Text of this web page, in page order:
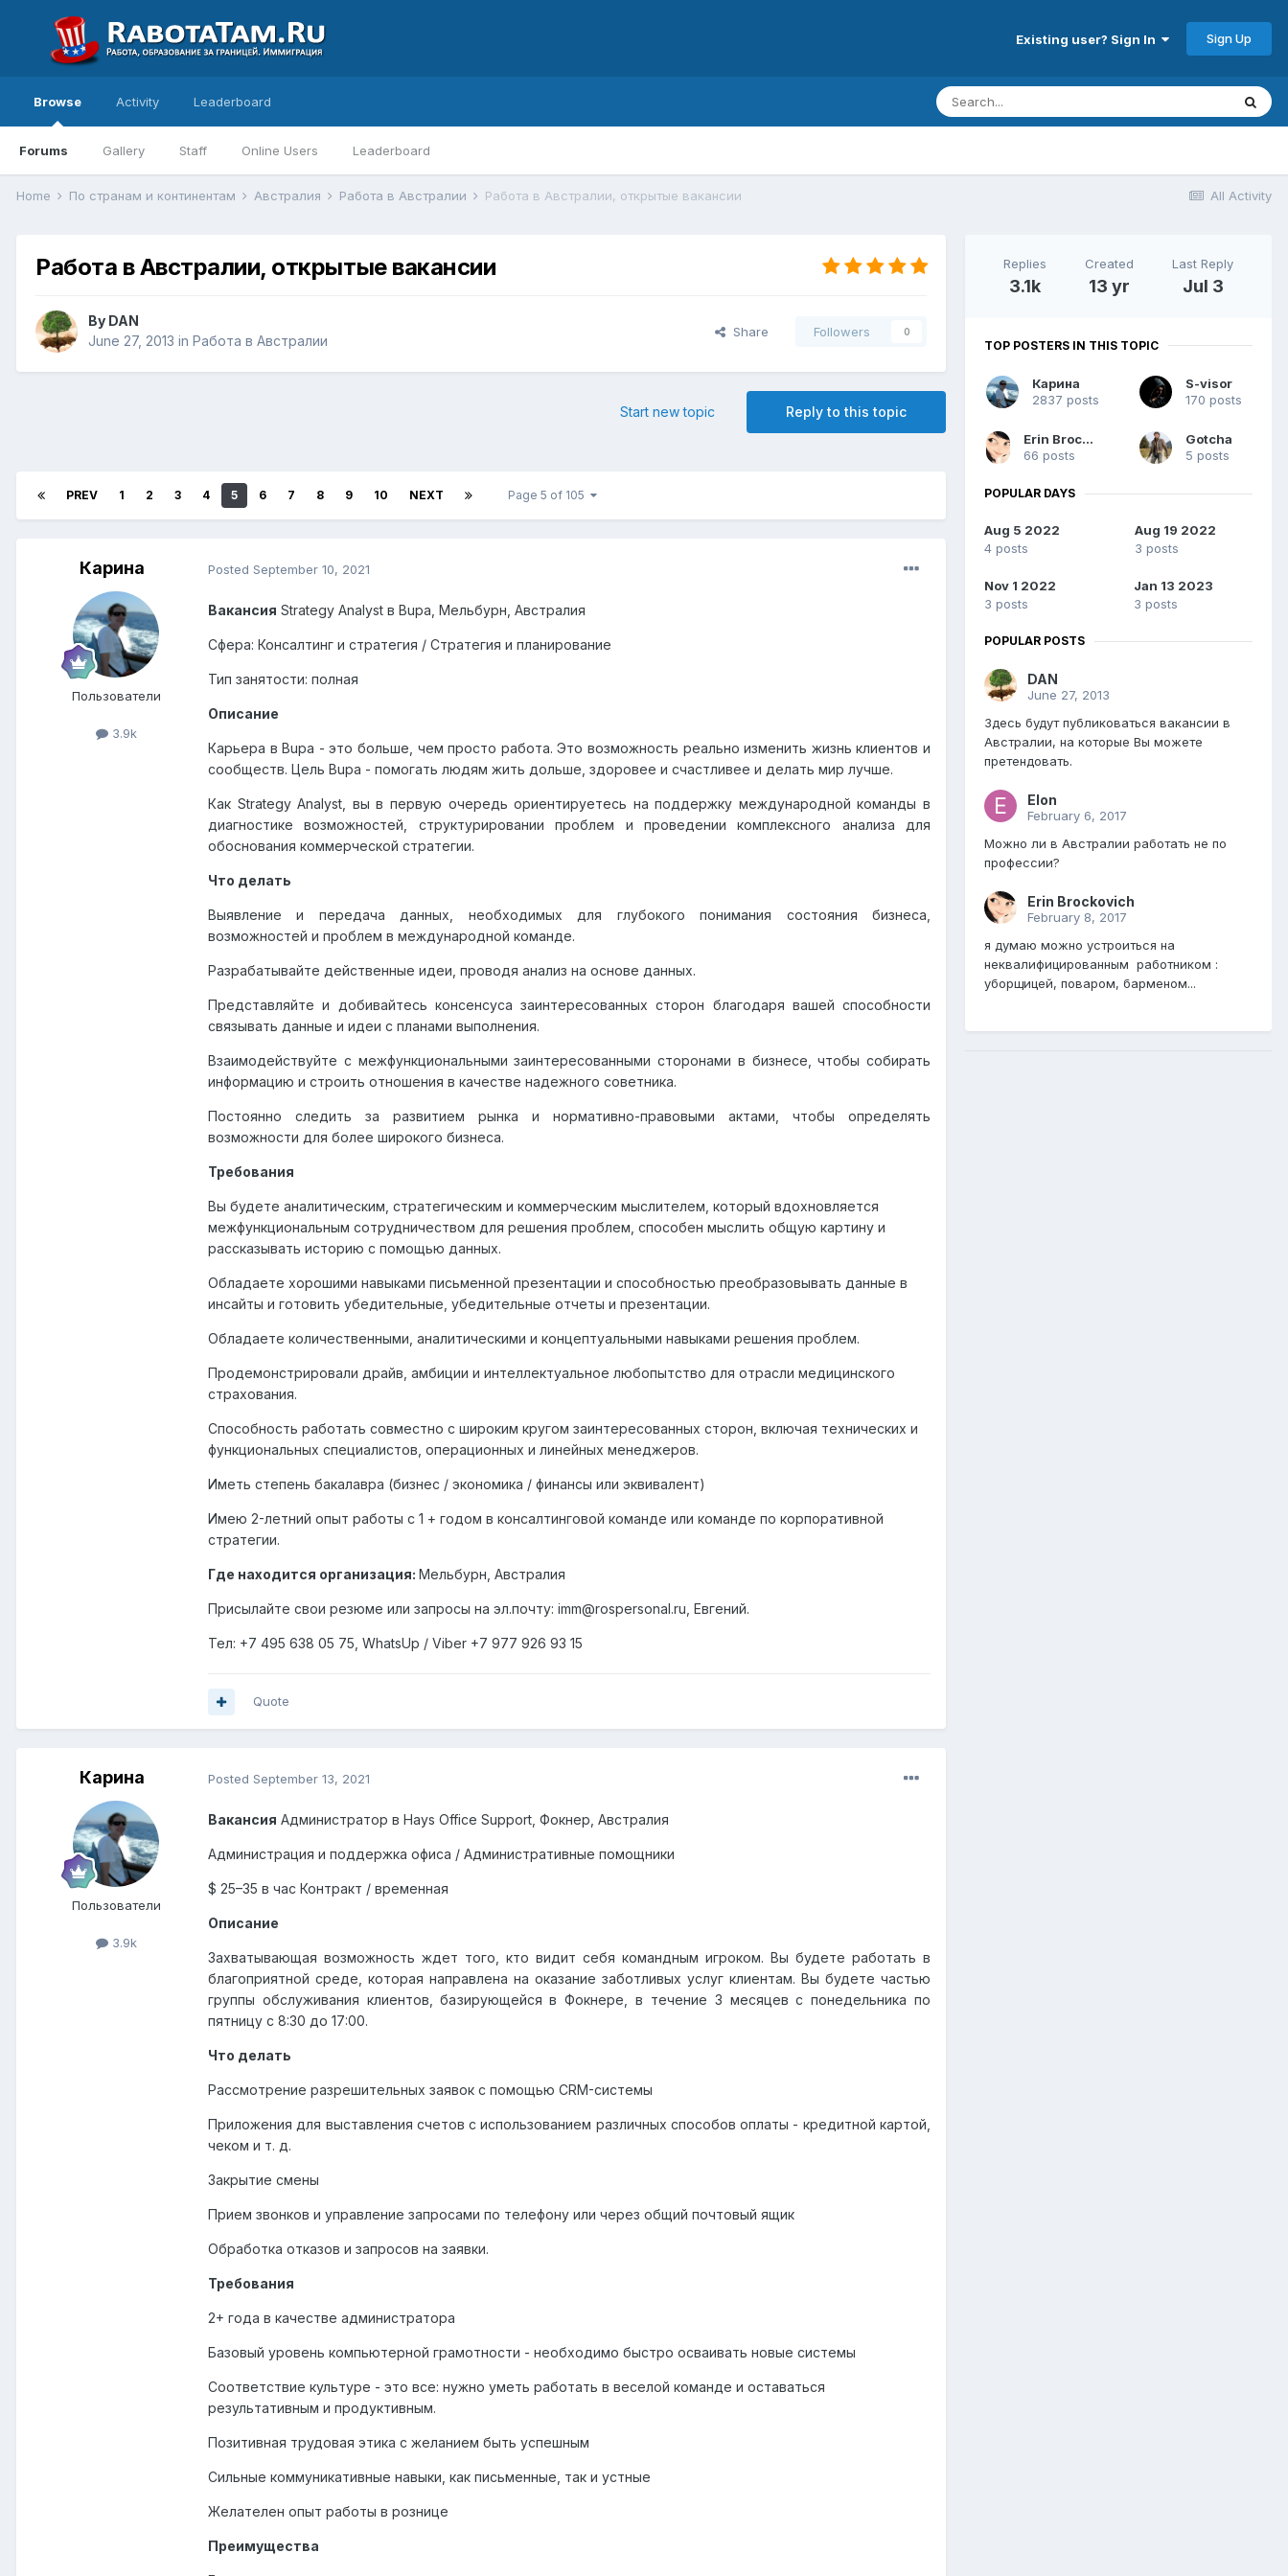
Existing user? Sign In Sign Up
Browse
Forums Gallery Staff Online Users Leaderboard
Activity Leaderboard
All Activity
Home По странам и континентам Австралия Работа в Австралии Работа в Австралии, открытые вакансии
Работа в Австралии, открытые вакансии
By DAN
June 27, 2013 in Работа в Австралии
Share Followers 0
Reply to this topic
Start new topic
PREV 1 2 3 4 5 6 7 8 9 10 NEXT Page 5 of 105
Карина
Пользователи
3.9k
Posted September 10, 2021
Вакансия Strategy Analyst в Bupa , Мельбурн, Австралия
Сфера: Консалтинг и стратегия / Стратегия и планирование
Тип занятости: полная
Описание
Карьера вBupa - это больше, чем просто работа. Это возможность реально изменить жизнь клиентов и
сообществ. Цель Bupa - помогать людям жить дольше, здоровее и счастливее и делать мир лучше.
Как Strategy Analyst , вы в первую очередь ориентируетесь на поддержку международной команды в
диагностике возможностей, структурировании проблем и проведении комплексного анализа для
обоснования коммерческой стратегии.
Что делать
Выявление и передача данных, необходимых для глубокого понимания состояния бизнеса,
возможностей и проблем в международной команде.
Разрабатывайте действенные идеи, проводя анализ на основе данных.
Представляйте и добивайтесь консенсуса заинтересованных сторон благодаря вашей способности
связывать данные и идеи с планами выполнения.
Взаимодействуйте с межфункциональными заинтересованными сторонами в бизнесе, чтобы собирать
информацию и строить отношения в качестве надежного советника.
Постоянно следить за развитием рынка и нормативно-правовыми актами, чтобы определять
возможности для более широкого бизнеса.
Требования
Вы будете аналитическим, стратегическим и коммерческим мыслителем, который вдохновляется
межфункциональным сотрудничеством для решения проблем, способен мыслить общую картину и
рассказывать историю с помощью данных.
Обладаете хорошими навыками письменной презентации и способностью преобразовывать данные в
инсайты и готовить убедительные, убедительные отчеты и презентации.
Обладаете количественными, аналитическими и концептуальными навыками решения проблем.
Продемонстрировали драйв, амбиции и интеллектуальное любопытство для отрасли медицинского
страхования.
Способность работать совместно с широким кругом заинтересованных сторон, включая технических и
функциональных специалистов, операционных и линейных менеджеров.
Иметь степень бакалавра (бизнес / экономика / финансы или эквивалент)
Имею 2-летний опыт работы с 1 + годом в консалтинговой команде или команде по корпоративной
стратегии.
Где находится организация: Мельбурн, Австралия
Присылайте свои резюме или запросы на эл.почту: imm@rospersonal.ru, Евгений.
Тел: +7 495 638 05 75, WhatsUp / Viber +7 977 926 93 15
Quote
Карина
Пользователи
3.9k
Posted September 13, 2021
Вакансия Администратор в Hays Office Support , Фокнер, Австралия
Администрация и поддержка офиса / Административные помощники
$ 25–35 в час Контракт / временная
Описание
Захватывающая возможность ждет того, кто видит себя командным игроком. Вы будете работать в
благоприятной среде, которая направлена на оказание заботливых услуг клиентам. Вы будете частью
группы обслуживания клиентов, базирующейся в Фокнере, в течение 3 месяцев с понедельника по
пятницу с 8:30 до 17:00.
Что делать
Рассмотрение разрешительных заявок с помощью CRM-системы
Приложения для выставления счетов с использованием различных способов оплаты - кредитной картой,
чеком и т. д.
Закрытие смены
Прием звонков и управление запросами по телефону или через общий почтовый ящик
Обработка отказов и запросов на заявки.
Требования
2+ года в качестве администратора
Базовый уровень компьютерной грамотности - необходимо быстро осваивать новые системы
Соответствие культуре - это все: нужно уметь работать в веселой команде и оставаться
результативным и продуктивным.
Позитивная трудовая этика с желанием быть успешным
Сильные коммуникативные навыки, как письменные, так и устные
Желателен опыт работы в рознице
Преимущества
Replies
3.1k
Created
13 yr
Last Reply
Jul 3
TOP POSTERS IN THIS TOPIC
Карина
2837 posts
S-visor
170 posts
Erin Brockovich
66 posts
Gotcha
5 posts
POPULAR DAYS
Aug 5 2022
4 posts
Aug 19 2022
3 posts
Nov 1 2022
3 posts
Jan 13 2023
3 posts
POPULAR POSTS
DAN
June 27, 2013
Здесь будут публиковаться вакансии в
Австралии, на которые Вы можете
претендовать.
Elon
February 6, 2017
Можно ли в Австралии работать не по
профессии?
Erin Brockovich
February 8, 2017
я думаю можно устроиться на
неквалифицированным работником :
уборщицей, поваром, барменом...